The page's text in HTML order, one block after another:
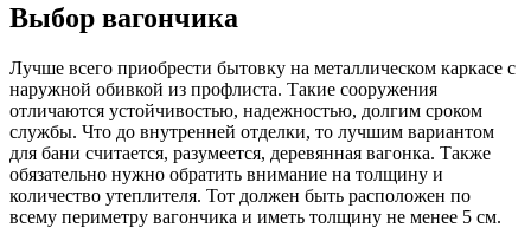
Выбор вагончика
Лучше всего приобрести бытовку на металлическом каркасе с
наружной обивкой из профлиста. Такие сооружения
отличаются устойчивостью, надежностью, долгим сроком
службы. Что до внутренней отделки, то лучшим вариантом
для бани считается, разумеется, деревянная вагонка. Также
обязательно нужно обратить внимание на толщину и
количество утеплителя. Тот должен быть расположен по
всему периметру вагончика и иметь толщину не менее 5 см.